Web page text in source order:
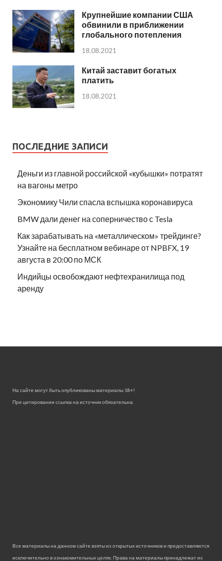
Крупнейшие компании США
обвинили в приближении
глобального потепления
18.08.2021
Китай заставит богатых
платить
18.08.2021
ПОСЛЕДНИЕ ЗАПИСИ
Деньги из главной российской «кубышки» потратят
на вагоны метро
Экономику Чили спасла вспышка коронавируса
BMW дали денег на соперничество с Tesla
Как зарабатывать на «металлическом» трейдинге?
Узнайте на бесплатном вебинаре от NPBFX, 19
августа в 20:00 по МСК
Индийцы освобождают нефтехранилища под
аренду
На сайте могут быть опубликованы материалы 18+!
При цитировании ссылка на источник обязательна.
Все материалы на данном сайте взяты из открытых источников и предоставляются
исключительно в ознакомительных целях. Права на материалы принадлежат их